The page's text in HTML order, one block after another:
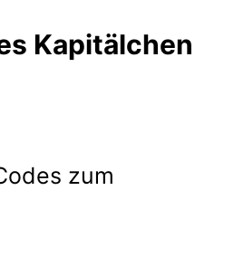
Kapitälchen
zum